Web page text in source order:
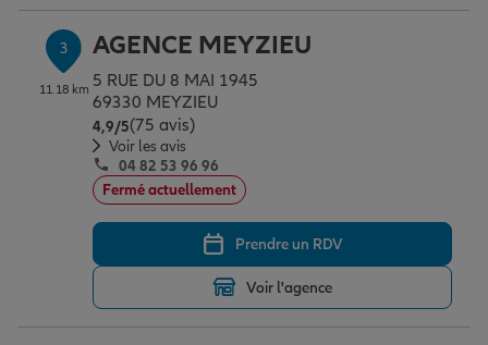
Garantie des accidents de la vie
Assurance scolaire
Protection juridique
Retraite
3
11.18 km
AGENCE MEYZIEU
5 RUE DU 8 MAI 1945
69330 MEYZIEU
4,9/5Note de 4.9 sur 5
(75 avis)
Voir les avis
04 82 53 96 96
Fermé actuellement
Prendre un RDV
Voir l'agence